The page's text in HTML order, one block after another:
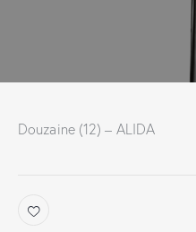
Douzaine (12) – ALIDA